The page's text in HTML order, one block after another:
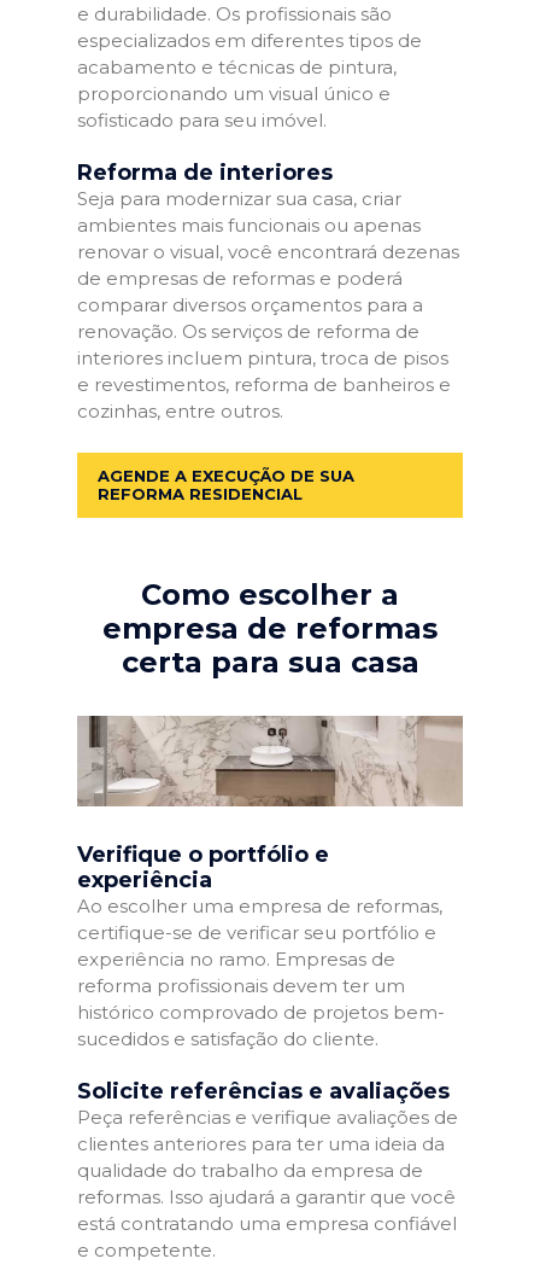
e durabilidade. Os profissionais são
especializados em diferentes tipos de
acabamento e técnicas de pintura,
proporcionando um visual único e
sofisticado para seu imóvel.
Reforma de interiores
Seja para modernizar sua casa, criar
ambientes mais funcionais ou apenas
renovar o visual, você encontrará dezenas
de empresas de reformas e poderá
comparar diversos orçamentos para a
renovação. Os serviços de reforma de
interiores incluem pintura, troca de pisos
e revestimentos, reforma de banheiros e
cozinhas, entre outros.
AGENDE A EXECUÇÃO DE SUA
REFORMA RESIDENCIAL
Como escolher a
empresa de reformas
certa para sua casa
Verifique o portfólio e
experiência
Ao escolher uma empresa de reformas,
certifique-se de verificar seu portfólio e
experiência no ramo. Empresas de
reforma profissionais devem ter um
histórico comprovado de projetos bem-
sucedidos e satisfação do cliente.
Solicite referências e avaliações
Peça referências e verifique avaliações de
clientes anteriores para ter uma ideia da
qualidade do trabalho da empresa de
reformas. Isso ajudará a garantir que você
está contratando uma empresa confiável
e competente.